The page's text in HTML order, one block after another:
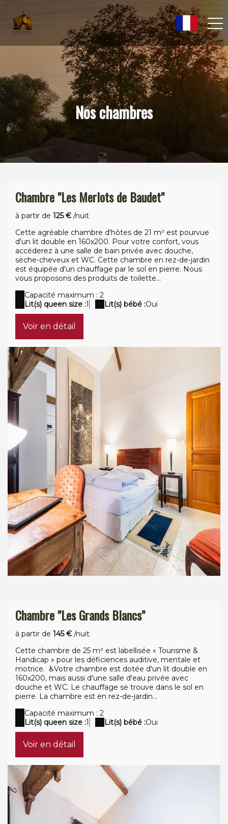
Nos chambres
Chambre "Les Merlots de Baudet"
à partir de 125 € /nuit
Cette agréable chambre d'hôtes de 21 m² est pourvue
d'un lit double en 160x200. Pour votre confort, vous
accéderez à une salle de bain privée avec douche,
sèche-cheveux et WC. Cette chambre en rez-de-jardin
est équipée d'un chauffage par le sol en pierre. Nous
vous proposons des produits de toilette...
Capacité maximum : 2
Lit(s) queen size :1 Lit(s) bébé :Oui
Voir en détail
Chambre "Les Grands Blancs"
à partir de 145 € /nuit
Cette chambre de 25 m² est labellisée « Tourisme &
Handicap » pour les déficiences auditive, mentale et
motrice. ♿️Votre chambre est dotée d'un lit double en
160x200, mais aussi d'une salle d'eau privée avec
douche et WC. Le chauffage se trouve dans le sol en
pierre. La chambre est en rez-de-jardin...
Capacité maximum : 2
Lit(s) queen size :1 Lit(s) bébé :Oui
Voir en détail